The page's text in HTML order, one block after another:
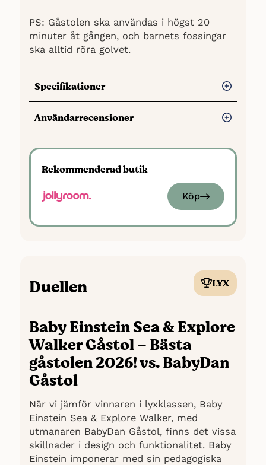
PS: Gåstolen ska användas i högst 20
minuter åt gången, och barnets fossingar
ska alltid röra golvet.
Specifikationer
Rekommenderad ålder: Från 6
Övrigt: Hopfällbarn, tre olika höjder,
borttagbart lekbord
Användarrecensioner
Vi har tyvärr inte hittat några
Gåstol, men gåstolen har vunnit
tidigare test och är extremt populär
Rekommenderad butik
Köp
Duellen LYX
Baby Einstein Sea & Explore
Walker Gåstol – Bästa
gåstolen 2026! vs. BabyDan
Gåstol
När vi jämför vinnaren i lyxklassen, Baby
Einstein Sea & Explore Walker, med
utmanaren BabyDan Gåstol, finns det vissa
skillnader i design och funktionalitet. Baby
Einstein imponerar med sin pedagogiska